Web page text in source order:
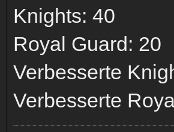
Knights: 40
Royal Guard: 20
Verbesserte
Verbesserte